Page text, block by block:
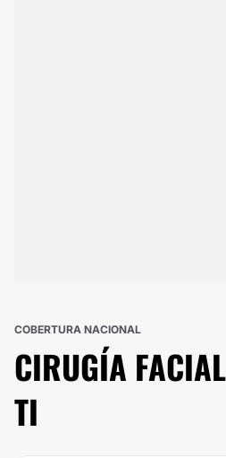
COBERTURA NACIONAL
CIRUGÍA FACIAL
TI